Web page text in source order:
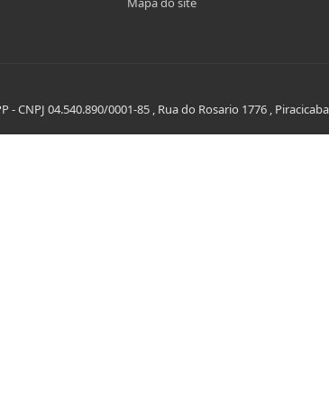
- CNPJ 04.540.890/0001-85 , Rua do Rosario 1776 ,